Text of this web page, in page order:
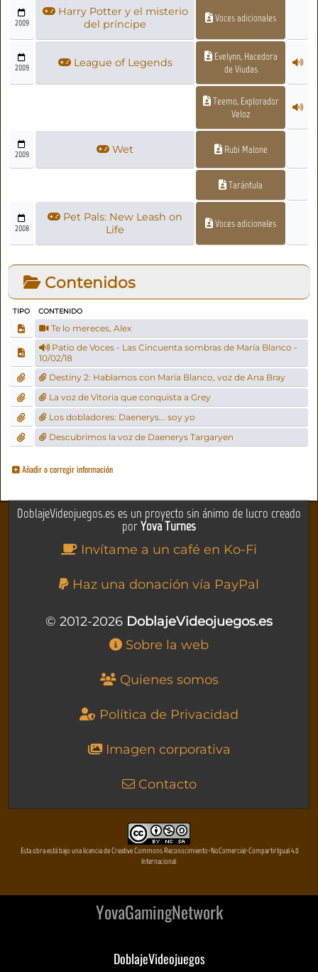
2009
Harry Potter y el misterio
del príncipe
Voces adicionales
2009 League of Legends
Evelynn, Hacedora
de Viudas
Teemo, Explorador
Veloz
2009 Wet Rubi Malone
Tarántula
2008
Pet Pals: New Leash on
Life
Voces adicionales
Contenidos
TIPO CONTENIDO
Te lo mereces, Alex
Patio de Voces - Las Cincuenta sombras de María Blanco -
10/02/18
Destiny 2: Hablamos con María Blanco, voz de Ana Bray
La voz de Vitoria que conquista a Grey
Los dobladores: Daenerys... soy yo
Descubrimos la voz de Daenerys Targaryen
Añadir o corregir información
DoblajeVideojuegos.es es un proyecto sin ánimo de lucro creado
porYova Turnes
Invítame a un café en Ko-Fi
Haz una donación vía PayPal
© 2012-2026 DoblajeVideojuegos.es
Sobre la web
Quienes somos
Política de Privacidad
Imagen corporativa
Contacto
Esta obra está bajo una licencia de Creative Commons Reconocimiento-NoComercial-CompartirIgual 4.0
Internacional
YovaGamingNetwork
DoblajeVideojuegos